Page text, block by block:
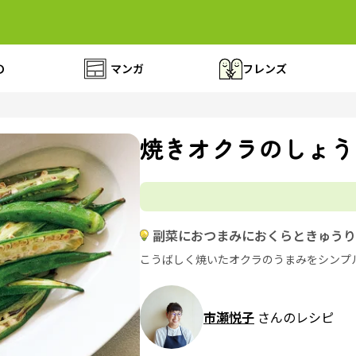
マンガ フレンズ
焼きオクラのしょ
副菜におつまみにおくらときゅう
こうばしく焼いたオクラのうまみをシンプ
市瀬悦子 さんのレシピ